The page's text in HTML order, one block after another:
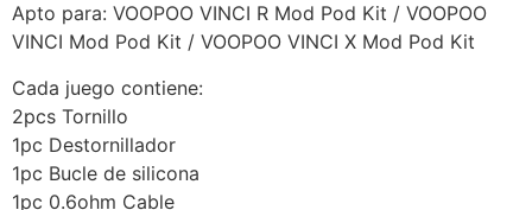
Apto para: VOOPOO VINCI R Mod Pod Kit / VOOPOO
VINCI Mod Pod Kit / VOOPOO VINCI X Mod Pod Kit
Cada juego contiene:
2pcs Tornillo
1pc Destornillador
1pc Bucle de silicona
1pc 0.6ohm Cable